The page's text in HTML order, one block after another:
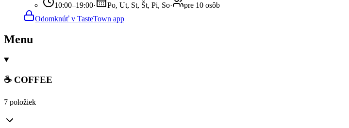
10:00–19:00· Po, Ut, St, Št, Pi, So·
pre 10 osôb
Odomknúť v TasteTown app
Menu
☕ COFFEE
7 položiek